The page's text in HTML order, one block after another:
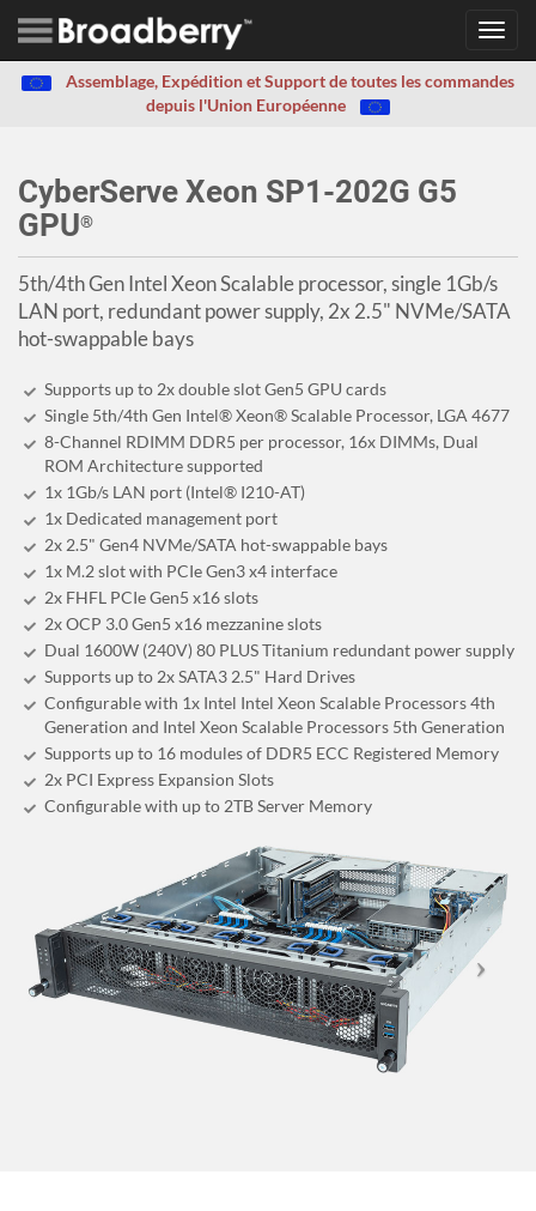
Assemblage, Expédition et Support de toutes les commandes
depuis l'Union Européenne
CyberServe Xeon SP1-202G G5
GPU®
5th/4th Gen Intel Xeon Scalable processor, single 1Gb/s
LAN port, redundant power supply, 2x 2.5" NVMe/SATA
hot-swappable bays
Supports up to 2x double slot Gen5 GPU cards
Single 5th/4th Gen Intel® Xeon® Scalable Processor, LGA 4677
8-Channel RDIMM DDR5 per processor, 16x DIMMs, Dual
ROM Architecture supported
1x 1Gb/s LAN port (Intel® I210-AT)
1x Dedicated management port
2x 2.5" Gen4 NVMe/SATA hot-swappable bays
1x M.2 slot with PCIe Gen3 x4 interface
2x FHFL PCIe Gen5 x16 slots
2x OCP 3.0 Gen5 x16 mezzanine slots
Dual 1600W (240V) 80 PLUS Titanium redundant power supply
Supports up to 2x SATA3 2.5" Hard Drives
Configurable with 1x Intel Intel Xeon Scalable Processors 4th
Generation and Intel Xeon Scalable Processors 5th Generation
Supports up to 16 modules of DDR5 ECC Registered Memory
2x PCI Express Expansion Slots
Configurable with up to 2TB Server Memory